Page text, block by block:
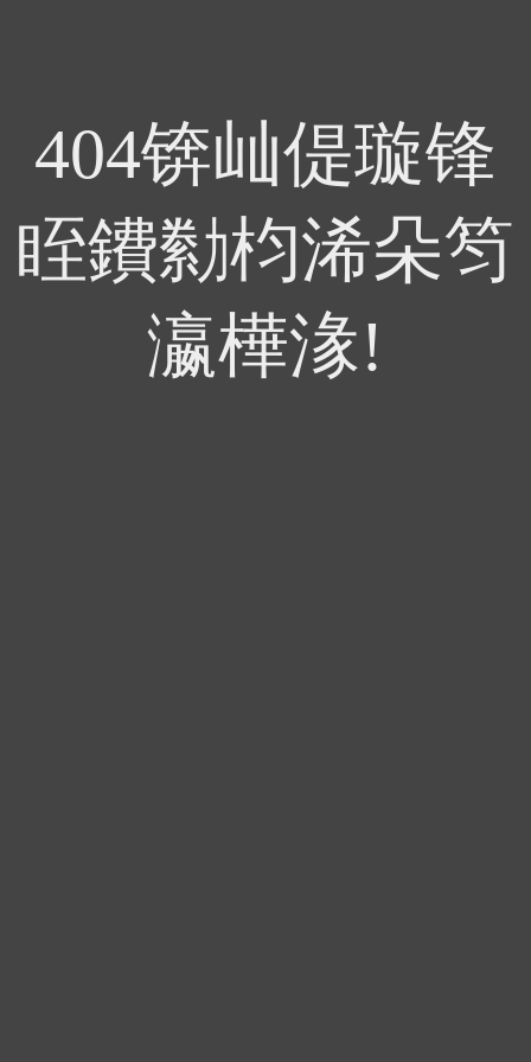
404锛屾偍璇锋
眰鐨勬枃浠朵笉
瀛樺湪!